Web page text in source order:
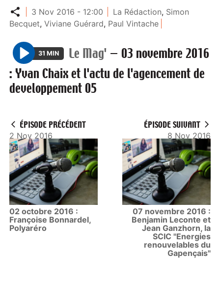
Partager
3 Nov 2016 - 12:00 La Rédaction, Simon
Becquet,Viviane Guérard, Paul Vintache
P
l
a
31 MIN Le Mag' — 03 novembre 2016
: Yvan Chaix et l'actu de l'agencement de
developpement 05
ÉPISODE PRÉCÉDENT
2 Nov 2016
02 octobre 2016 :
Françoise Bonnardel,
Polyaréro
ÉPISODE SUIVANT
8 Nov 2016
07 novembre 2016 :
Benjamin Leconte et
Jean Ganzhorn, la
SCIC "Energies
renouvelables du
Gapençais"